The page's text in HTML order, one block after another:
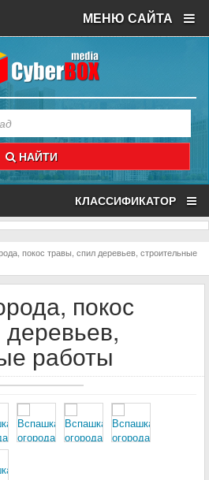
МЕНЮ САЙТА
НАЙТИ
КЛАССИФИКАТОР
покос травы, спил деревьев, строительные
покос
работы